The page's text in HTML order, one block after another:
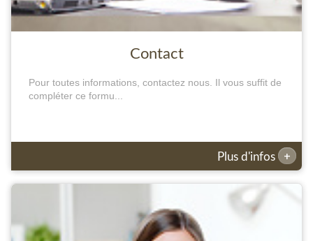
Contact
Pour toutes informations, contactez nous. Il vous suffit de
compléter ce formu...
Plus d'infos +